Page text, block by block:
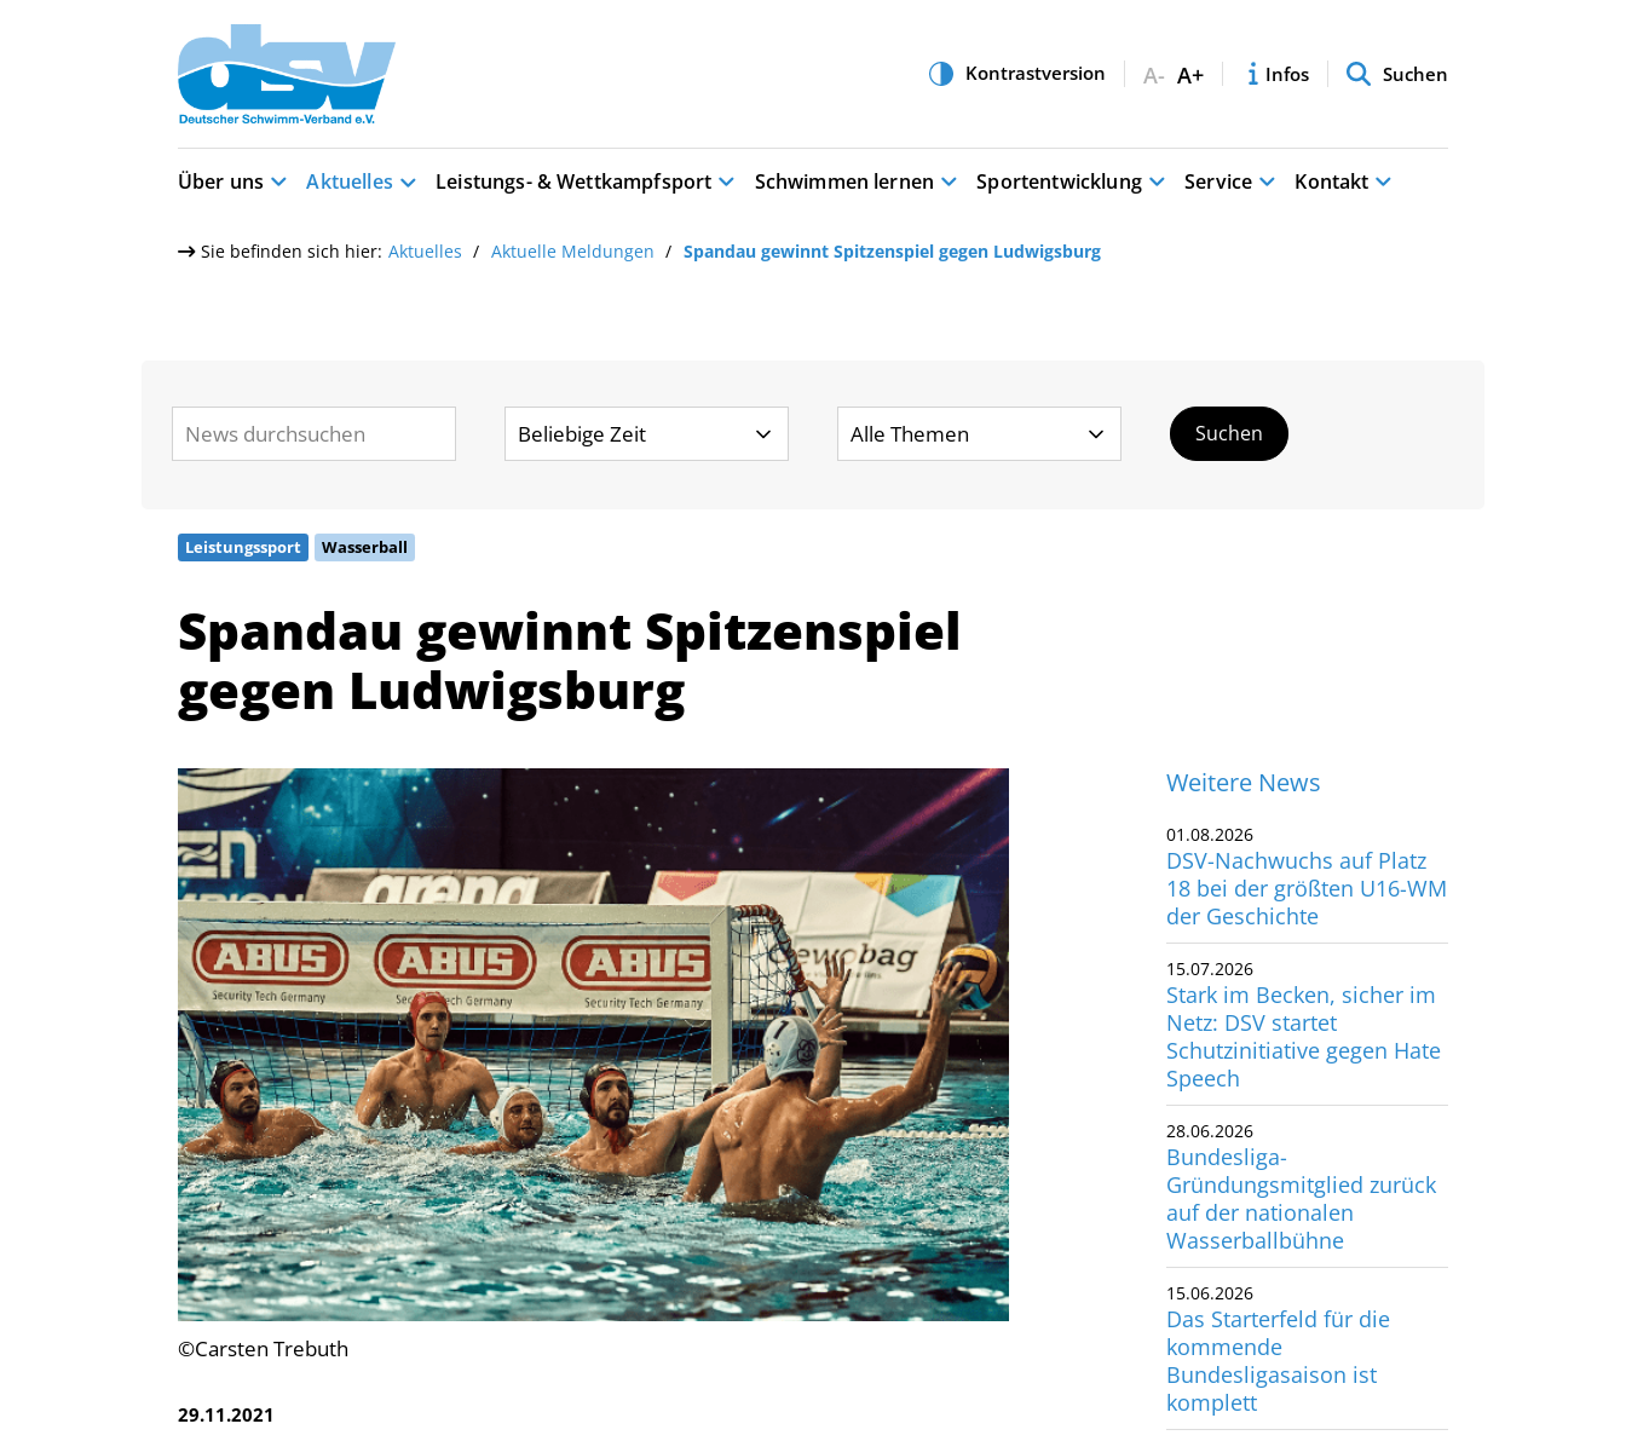
A- A+ Infos Suchen
Über uns Aktuelles Leistungs- & Wettkampfsport Schwimmen lernen Sportentwicklung Service Kontakt
Sie befinden sich hier: Aktuelles Aktuelle Meldungen Spandau gewinnt Spitzenspiel gegen Ludwigsburg
Leistungssport Wasserball
Spandau gewinnt Spitzenspiel
gegen Ludwigsburg
©Carsten Trebuth
29.11.2021
Weitere News
01.08.2026
DSV-Nachwuchs auf Platz
18 bei der größten U16-WM
der Geschichte
15.07.2026
Stark im Becken, sicher im
Netz: DSV startet
Schutzinitiative gegen Hate
Speech
28.06.2026
Bundesliga-
Gründungsmitglied zurück
auf der nationalen
Wasserballbühne
15.06.2026
Das Starterfeld für die
kommende
Bundesligasaison ist
komplett
Quicklinks
Vereinsfinder
Lizenzwesen
Zentrale Hinweisstelle
Anti-Doping
Recht auf sicheren Schwimmsport
Abteilungen
Schwimmen
Freiwasserschwimmen
Wasserspringen
Wasserball
Synchronschwimmen
Masterssport
Deutscher Schwimm-Verband e.V.
Korbacher Straße 93
D-34132 Kassel
Fax: +49 561 94083-15
info@dsv.de